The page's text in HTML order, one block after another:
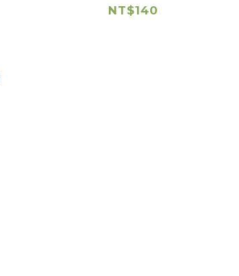
NT$140